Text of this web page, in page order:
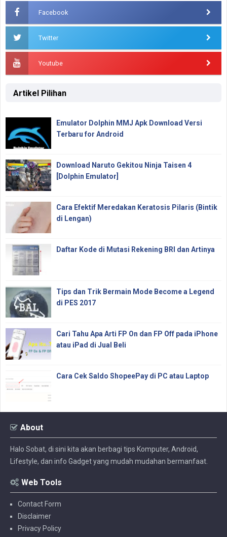
Facebook
Twitter
Youtube
Artikel Pilihan
Emulator Dolphin MMJ Apk Download Versi
Terbaru for Android
Download Naruto Gekitou Ninja Taisen 4
[Dolphin Emulator]
Cara Efektif Meredakan Keratosis Pilaris (Bintik
di Lengan)
Daftar Kode di Mutasi Rekening BRI dan Artinya
Tips dan Trik Bermain Mode Become a Legend
di PES 2017
Cari Tahu Apa Arti FP On dan FP Off pada iPhone
atau iPad di Jual Beli
Cara Cek Saldo ShopeePay di PC atau Laptop
About
Halo Sobat, di sini kita akan berbagi tips Komputer, Android,
Lifestyle, dan info Gadget yang mudah mudahan bermanfaat.
Web Tools
Contact Form
Disclaimer
Privacy Policy